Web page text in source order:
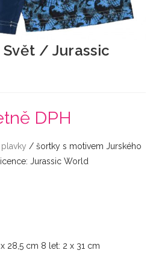
/ Jurassic
DPH
plavky / šortky s motivem Jurského
Jurassic World
28,5 cm 8 let: 2 x 31 cm